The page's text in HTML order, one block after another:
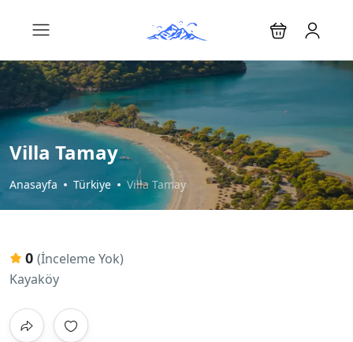
Villa Tamay
Anasayfa Türkiye Villa Tamay
0 (İnceleme Yok)
Kayaköy